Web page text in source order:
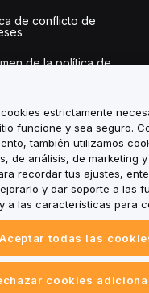
de conflicto de
de la política de
técnicos de
estrictamente
funcione y sea seguro.
también utilizamos
de análisis, de marketing
recordar tus ajustes,
y dar soporte a las
a las características para
Aceptar todas las
cookies